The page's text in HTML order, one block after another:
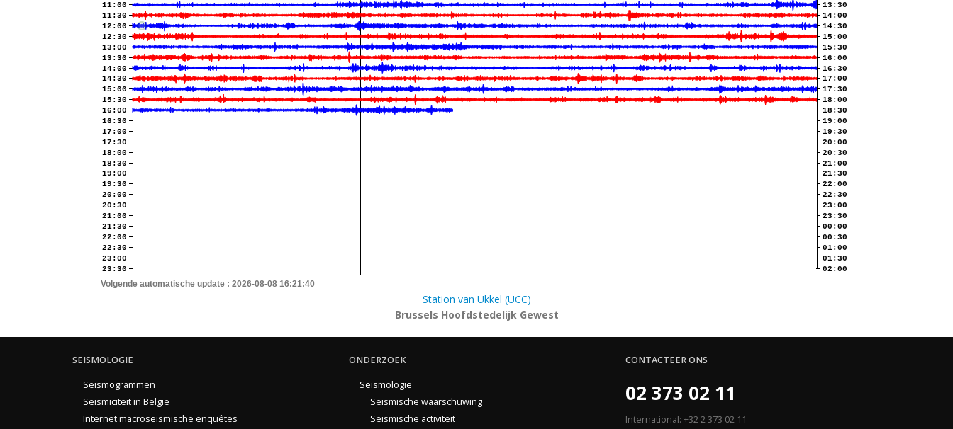
11:00
11:30
12:00
12:30
13:00
13:30
14:00
14:30
15:00
15:30
16:00
16:30
17:00
17:30
18:00
18:30
19:00
19:30
20:00
20:30
21:00
21:30
22:00
22:30
23:00
23:30
13:30
14:00
14:30
15:00
15:30
16:00
16:30
17:00
17:30
18:00
18:30
19:00
19:30
20:00
20:30
21:00
21:30
22:00
22:30
23:00
23:30
00:00
00:30
01:00
01:30
02:00
Volgende automatische update : 2026-08-08 16:21:40
Station van Ukkel (UCC)
Brussels Hoofdstedelijk Gewest
SEISMOLOGIE
Seismogrammen
Seismiciteit in België
Internet macroseismische enquêtes
ONDERZOEK
Seismologie
Seismische waarschuwing
Seismische activiteit
CONTACTEER ONS
02 373 02 11
International: +32 2 373 02 11